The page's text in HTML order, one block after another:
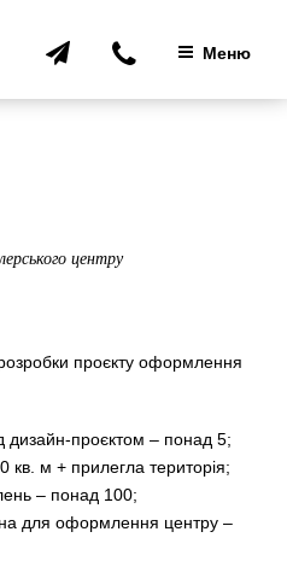
Меню
центру
проєкту оформлення
дизайн-проєктом – понад 5;
м + прилегла територія;
– понад 100;
для оформлення центру –